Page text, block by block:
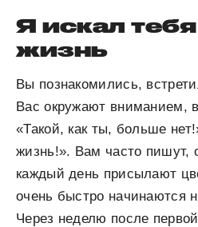
Я искал
жизнь
Вы познакомились,
Вас окружают вниманием,
«Такой, как ты, больше
жизнь!». Вам часто пишут,
каждый день присылают
очень быстро начинаются
Через неделю после